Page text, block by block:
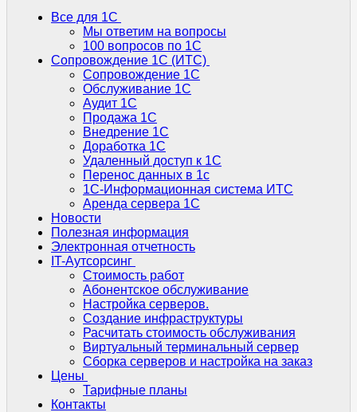
Все для 1С
Мы ответим на вопросы
100 вопросов по 1С
Сопровождение 1С (ИТС)
Сопровождение 1С
Обслуживание 1С
Аудит 1С
Продажа 1С
Внедрение 1С
Доработка 1С
Удаленный доступ к 1С
Перенос данных в 1с
1C-Информационная система ИТС
Аренда сервера 1С
Новости
Полезная информация
Электронная отчетность
IT-Аутсорсинг
Стоимость работ
Абонентское обслуживание
Настройка серверов.
Создание инфраструктуры
Расчитать стоимость обслуживания
Виртуальный терминальный сервер
Сборка серверов и настройка на заказ
Цены
Тарифные планы
Контакты